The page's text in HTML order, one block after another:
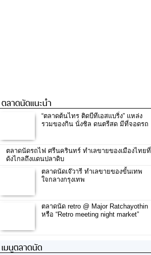
ตลาดนัดแนะนำ
“ตลาดต้นไทร ติดบีทีเอสแบริ่ง” แหล่ง
รวมของกิน นั่งชิล ดนตรีสด มีที่จอดรถ
ตลาดนัดรถไฟ ศรีนครินทร์ ทำเลขายของเมืองไทยที่
ดังไกลถึงแดนปลาดิบ
ตลาดนัดเจ๊วารี ทำเลขายของขั้นเทพ
ใจกลางกรุงเทพ
ตลาดนัด retro @ Major Ratchayothin
หรือ “Retro meeting night market”
เมนูตลาดนัด